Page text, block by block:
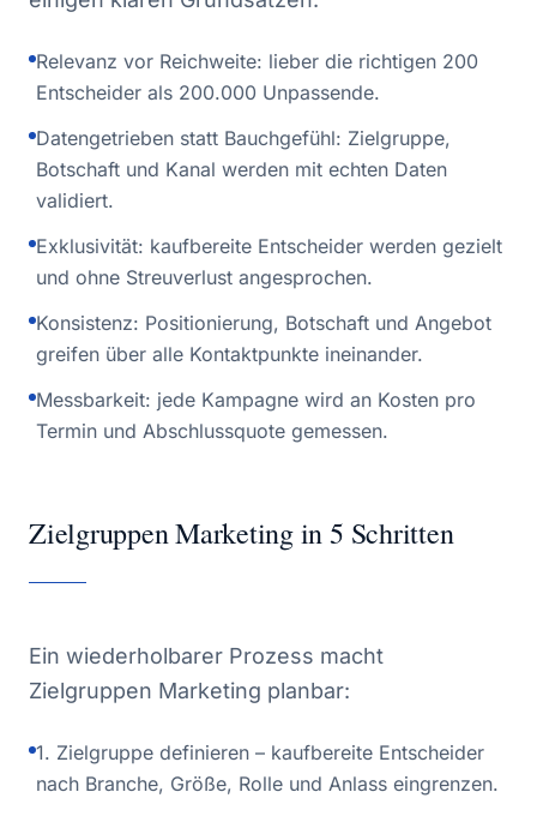
Relevanz vor Reichweite: lieber die richtigen 200
Entscheider als 200.000 Unpassende.
Datengetrieben statt Bauchgefühl: Zielgruppe,
Botschaft und Kanal werden mit echten Daten
validiert.
Exklusivität: kaufbereite Entscheider werden gezielt
und ohne Streuverlust angesprochen.
Konsistenz: Positionierung, Botschaft und Angebot
greifen über alle Kontaktpunkte ineinander.
Messbarkeit: jede Kampagne wird an Kosten pro
Termin und Abschlussquote gemessen.
Zielgruppen Marketing in 5 Schritten
Ein wiederholbarer Prozess macht
Zielgruppen Marketing planbar:
1. Zielgruppe definieren – kaufbereite Entscheider
nach Branche, Größe, Rolle und Anlass eingrenzen.